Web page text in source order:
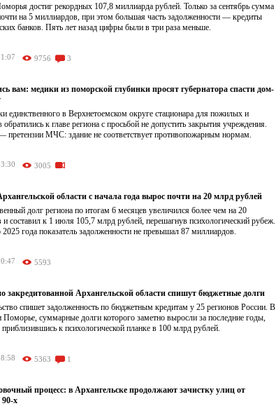
достиг рекордных 107,8 миллиарда рублей. Только за сентябрь сумма
на 5 миллиардов, при этом большая часть задолженности — кредиты
банков. Пять лет назад цифры были в три раза меньше.
9756 3
вам: медики из поморской глубинки просят губернатора спасти дом-
единственного в Верхнетоемском округе стационара для пожилых и
обратились к главе региона с просьбой не допустить закрытия учреждения.
претензии МЧС: здание не соответствует противопожарным нормам.
3005
области с начала года вырос почти на 20 млрд рублей
долг региона по итогам 6 месяцев увеличился более чем на 20
и составил к 1 июля 105,7 млрд рублей, перешагнув психологический рубеж.
года показатель задолженности не превышал 87 миллиардов.
5593
закредитованной Архангельской области спишут бюджетные долги
спишет задолженность по бюджетным кредитам у 25 регионов России. В
Поморье, суммарные долги которого заметно выросли за последние годы,
к психологической планке в 100 млрд рублей.
5363 1
процесс: в Архангельске продолжают зачистку улиц от
90-х